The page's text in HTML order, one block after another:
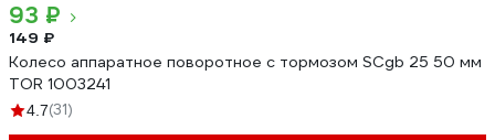
93 ₽
149 ₽
Колесо аппаратное поворотное с тормозом SCgb 25 50 мм
TOR 1003241
4.7(31)